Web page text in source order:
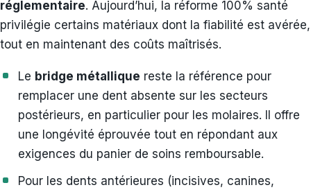
réglementaire. Aujourd’hui, la réforme 100% santé
privilégie certains matériaux dont la fiabilité est avérée,
tout en maintenant des coûts maîtrisés.
Le bridge métallique reste la référence pour
remplacer une dent absente sur les secteurs
postérieurs, en particulier pour les molaires. Il offre
une longévité éprouvée tout en répondant aux
exigences du panier de soins remboursable.
Pour les dents antérieures (incisives, canines,